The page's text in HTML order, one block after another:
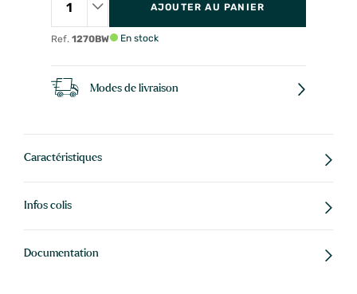
Ref. 1270BW
AJOUTER AU PANIER
En stock
Modes de livraison
Caractéristiques
Infos colis
Documentation